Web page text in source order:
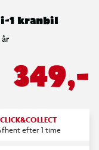
1 kranbil
349,-
CLICK&COLLECT
efter 1 time